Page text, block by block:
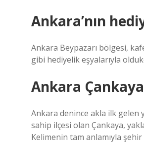
Ankara’nın
Ankara Beypazarı bölgesi,
gibi hediyelik eşyalarıyla
Ankara
Ankara denince akla ilk gelen
sahip ilçesi olan Çankaya,
Kelimenin tam anlamıyla